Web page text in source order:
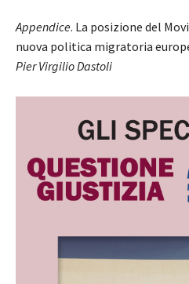
Appendice. La posizione del
nuova politica migratoria
Pier Virgilio Dastoli